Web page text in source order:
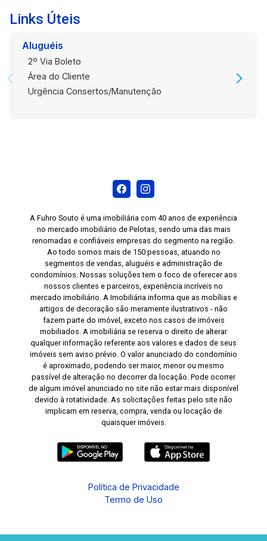
Links Úteis
Aluguéis
2º Via Boleto
Área do Cliente
Urgência Consertos/Manutenção
A Fuhro Souto é uma imobiliária com 40 anos de experiência
no mercado imobiliário de Pelotas, sendo uma das mais
renomadas e confiáveis empresas do segmento na região.
Ao todo somos mais de 150 pessoas, atuando no
segmentos de vendas, aluguéis e administração de
condomínios. Nossas soluções tem o foco de oferecer aos
nossos clientes e parceiros, experiência incríveis no
mercado imobiliário. A Imobiliária informa que as mobílias e
artigos de decoração são meramente ilustrativos - não
fazem parte do imóvel, exceto nos casos de imóveis
mobiliados. A imobiliária se reserva o direito de alterar
qualquer informação referente aos valores e dados de seus
imóveis sem aviso prévio. O valor anunciado do condomínio
é aproximado, podendo ser maior, menor ou mesmo
passível de alteração no decorrer da locação. Pode ocorrer
de algum imóvel anunciado no site não estar mais disponível
devido à rotatividade. As solicitações feitas pelo site não
implicam em reserva, compra, venda ou locação de
quaisquer imóveis.
Política de Privacidade
Termo de Uso